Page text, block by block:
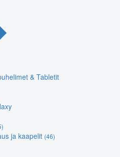
& Tabletit
ja kaapelit (46)